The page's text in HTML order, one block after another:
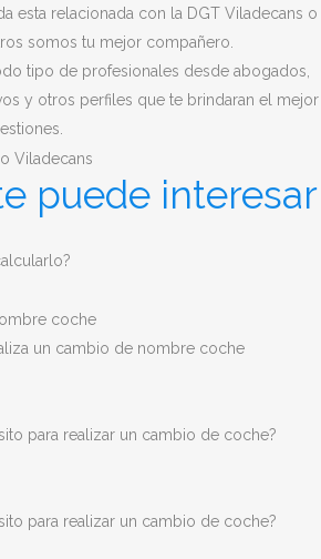
esta relacionada con la DGT Viladecans o
somos tu mejor compañero.
tipo de profesionales desde abogados,
y otros perfiles que te brindaran el mejor
puede interesar
calcularlo?
un cambio de nombre coche
para realizar un cambio de coche?
para realizar un cambio de coche?